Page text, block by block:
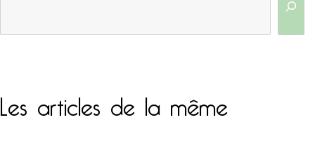
Les articles de la même